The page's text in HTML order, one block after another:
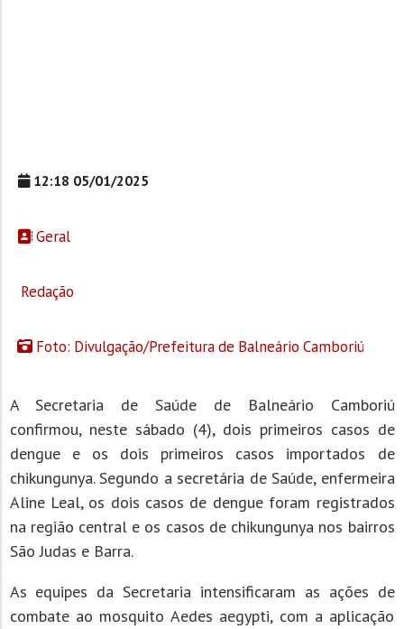
12:18 05/01/2025
Geral
Redação
Foto: Divulgação/Prefeitura de Balneário Camboriú
A Secretaria de Saúde de Balneário Camboriú
confirmou, neste sábado (4), dois primeiros casos de
dengue e os dois primeiros casos importados de
chikungunya. Segundo a secretária de Saúde, enfermeira
Aline Leal, os dois casos de dengue foram registrados
na região central e os casos de chikungunya nos bairros
São Judas e Barra.
As equipes da Secretaria intensificaram as ações de
combate ao mosquito Aedes aegypti, com a aplicação